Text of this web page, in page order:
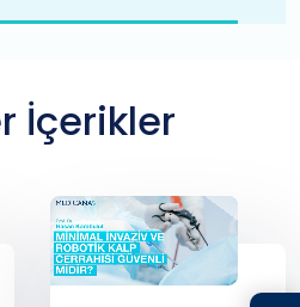
İçerikler